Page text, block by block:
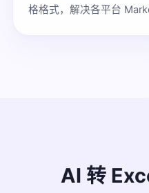
格格式，解决各平台
AI 转